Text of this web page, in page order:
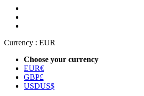
Currency : EUR
Choose your currency
EUR€
GBP£
USDUS$